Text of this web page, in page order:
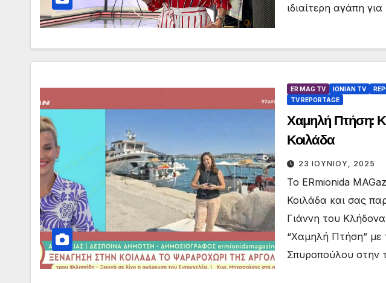
ιδιαίτερη αγάπη
ER MAG TV IONIAN TV
TV REPORTAGE
Χαμηλή Πτήση:
Κοιλάδα
23 ΙΟΥΝΊΟΥ, 2025
Το ERmionida
Κοιλάδα και σας
Γιάννη του
“Χαμηλή Πτήση” με
Σπυροπούλου στην